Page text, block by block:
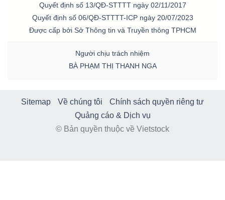
Quyết định số 13/QĐ-STTTT ngày 02/11/2017
Quyết định số 06/QĐ-STTTT-ICP ngày 20/07/2023
Được cấp bởi Sở Thông tin và Truyền thông TPHCM
Người chịu trách nhiệm
BÀ PHẠM THỊ THANH NGA
Sitemap Về chúng tôi
Chính sách quyền riêng tư
Quảng cáo & Dịch vụ
© Bản quyền thuộc về Vietstock